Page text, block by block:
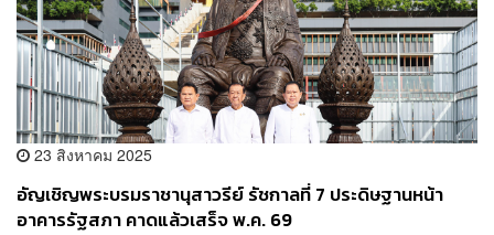
23 สิงหาคม 2025
อัญเชิญพระบรมราชานุสาวรีย์ รัชกาลที่ 7 ประดิษฐานหน้า
อาคารรัฐสภา คาดแล้วเสร็จ พ.ค. 69